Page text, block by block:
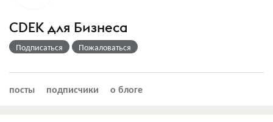
CDEK для Бизнеса
Подписаться Пожаловаться
посты подписчики о блоге